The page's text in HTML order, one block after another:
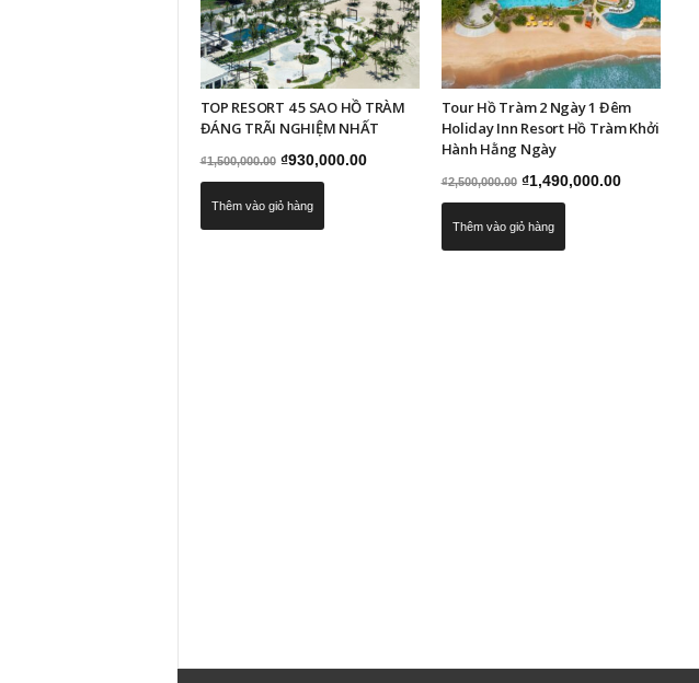
TOP RESORT 4 5 SAO HỒ TRÀM
ĐÁNG TRÃI NGHIỆM NHẤT
₫1,500,000.00 Giá
gốc
là:
₫930,000.00Giá
Thêm vào giỏ hàng
Tour Hồ Tràm 2 Ngày 1 Đêm
Holiday Inn Resort Hồ Tràm Khởi
Hành Hằng Ngày
₫2,500,000.00 Giá
gốc
là:
₫1,490,000.00Giá
Thêm vào giỏ hàng